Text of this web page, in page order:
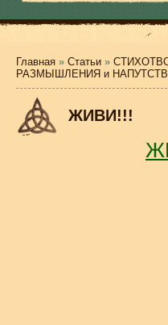
Главная » Статьи »
РАЗМЫШЛЕНИЯ и
ЖИВИ!!!